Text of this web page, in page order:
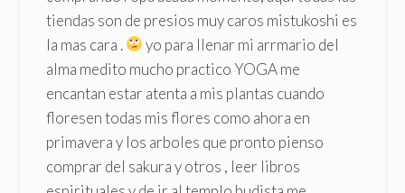
tiendas son de presios muy caros mistukoshi es
la mas cara .
yo para llenar mi arrmario del
alma medito mucho practico YOGA me
encantan estar atenta a mis plantas cuando
floresen todas mis flores como ahora en
primavera y los arboles que pronto pienso
comprar del sakura y otros , leer libros